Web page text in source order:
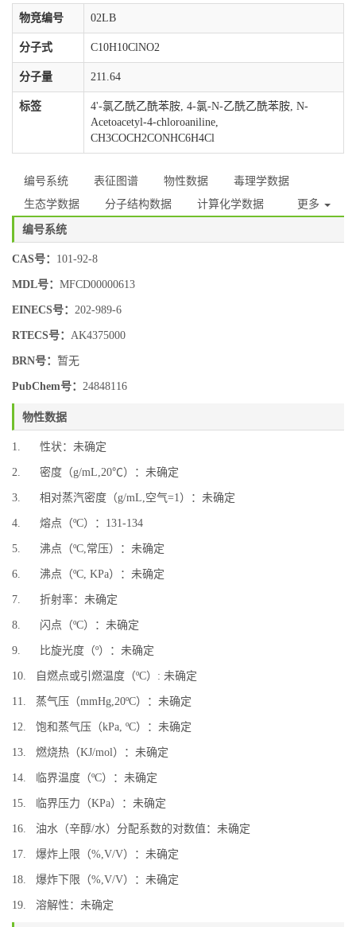
物竞编号 02LB
分子式 C10H10ClNO2
分子量 211.64
标签
4'-氯乙酰乙酰苯胺, 4-氯-N-乙酰乙酰苯胺, N-
Acetoacetyl-4-chloroaniline,
CH3COCH2CONHC6H4Cl
编号系统 表征图谱 物性数据
毒理学数据
生态学数据
分子结构数据 计算化学数据 更多
编号系统
CAS号： 101-92-8
MDL号： MFCD00000613
EINECS号： 202-989-6
RTECS号： AK4375000
BRN号： 暂无
PubChem号： 24848116
物性数据
1. 性状：未确定
2. 密度（g/mL,20℃）：未确定
3. 相对蒸汽密度（g/mL,空气=1）：未确定
4. 熔点（ºC）：131-134
5. 沸点（ºC,常压）：未确定
6. 沸点（ºC, KPa）：未确定
7. 折射率：未确定
8. 闪点（ºC）：未确定
9. 比旋光度（º）：未确定
10. 自燃点或引燃温度（ºC）: 未确定
11. 蒸气压（mmHg,20ºC）：未确定
12. 饱和蒸气压（kPa, ºC）：未确定
13. 燃烧热（KJ/mol）：未确定
14. 临界温度（ºC）：未确定
15. 临界压力（KPa）：未确定
16. 油水（辛醇/水）分配系数的对数值：未确定
17. 爆炸上限（%,V/V）：未确定
18. 爆炸下限（%,V/V）：未确定
19. 溶解性：未确定